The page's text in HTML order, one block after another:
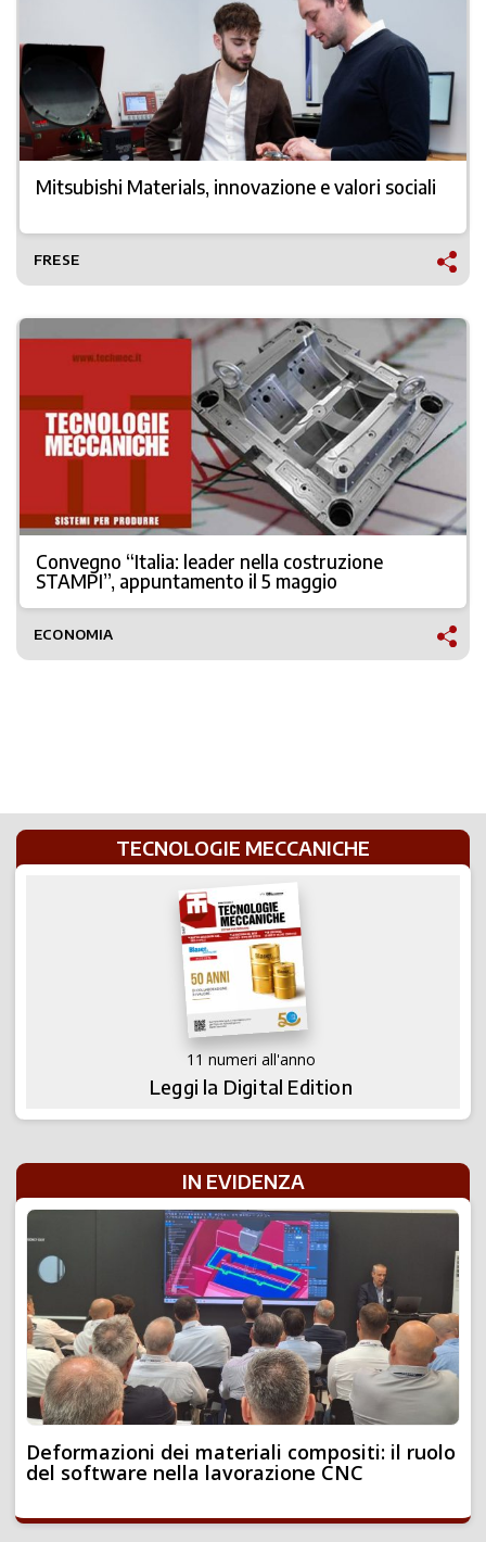
Mitsubishi Materials, innovazione e valori sociali
FRESE
Convegno “Italia: leader nella costruzione
STAMPI”, appuntamento il 5 maggio
ECONOMIA
TECNOLOGIE MECCANICHE
11 numeri all'anno
Leggi la Digital Edition
IN EVIDENZA
Deformazioni dei materiali compositi: il ruolo
del software nella lavorazione CNC